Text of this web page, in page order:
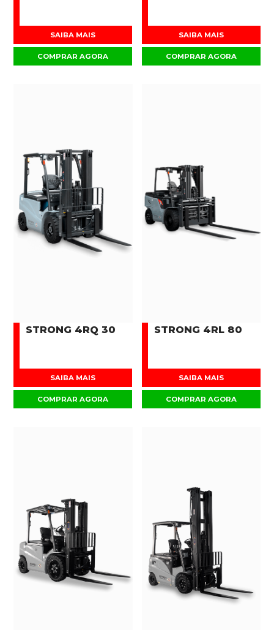
SAIBA MAIS
COMPRAR AGORA
SAIBA MAIS
COMPRAR AGORA
STRONG 4RQ 30
SAIBA MAIS
COMPRAR AGORA
STRONG 4RL 80
SAIBA MAIS
COMPRAR AGORA